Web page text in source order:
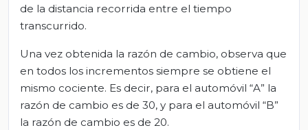
de la distancia recorrida entre el tiempo
transcurrido.
Una vez obtenida la razón de cambio, observa que
en todos los incrementos siempre se obtiene el
mismo cociente. Es decir, para el automóvil “A” la
razón de cambio es de 30, y para el automóvil “B”
la razón de cambio es de 20.